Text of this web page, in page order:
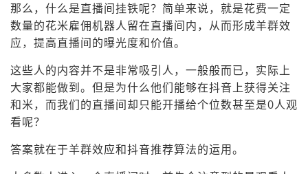
那么，什么是直播间挂铁呢？简单来说，就是花费一定
数量的花米雇佣机器人留在直播间内，从而形成羊群效
应，提高直播间的曝光度和价值。
这些人的内容并不是非常吸引人，一般般而已，实际上
大家都能做到。但是为什么他们能够在抖音上获得关注
和米，而我们的直播间却只能开播给个位数甚至是0人观
看呢？
答案就在于羊群效应和抖音推荐算法的运用。